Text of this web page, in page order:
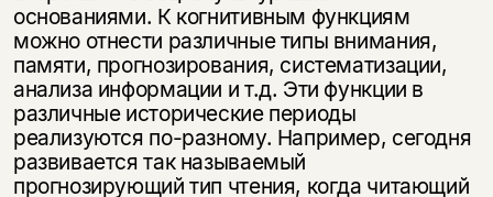
основаниями. К когнитивным функциям
можно отнести различные типы внимания,
памяти, прогнозирования, систематизации,
анализа информации и т.д. Эти функции в
различные исторические периоды
реализуются по-разному. Например, сегодня
развивается так называемый
прогнозирующий тип чтения, когда читающий